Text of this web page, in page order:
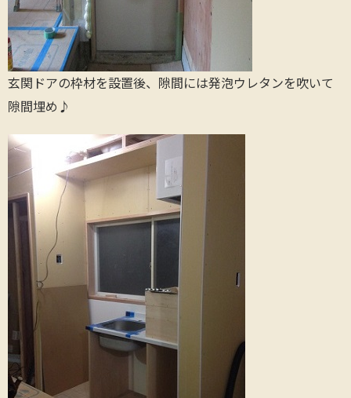
玄関ドアの枠材を設置後、隙間には発泡ウレタンを吹いて
隙間埋め♪